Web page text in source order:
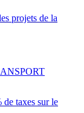
projets de la
de taxes sur le